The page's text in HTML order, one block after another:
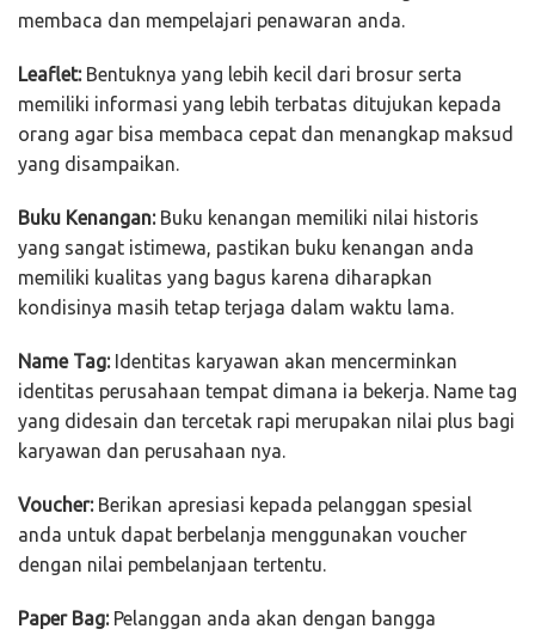
membaca dan mempelajari penawaran anda.
Leaflet:Bentuknya yang lebih kecil dari brosur serta
memiliki informasi yang lebih terbatas ditujukan kepada
orang agar bisa membaca cepat dan menangkap maksud
yang disampaikan.
Buku Kenangan:Buku kenangan memiliki nilai historis
yang sangat istimewa, pastikan buku kenangan anda
memiliki kualitas yang bagus karena diharapkan
kondisinya masih tetap terjaga dalam waktu lama.
Name Tag:Identitas karyawan akan mencerminkan
identitas perusahaan tempat dimana ia bekerja. Name tag
yang didesain dan tercetak rapi merupakan nilai plus bagi
karyawan dan perusahaan nya.
Voucher:Berikan apresiasi kepada pelanggan spesial
anda untuk dapat berbelanja menggunakan voucher
dengan nilai pembelanjaan tertentu.
Paper Bag:Pelanggan anda akan dengan bangga